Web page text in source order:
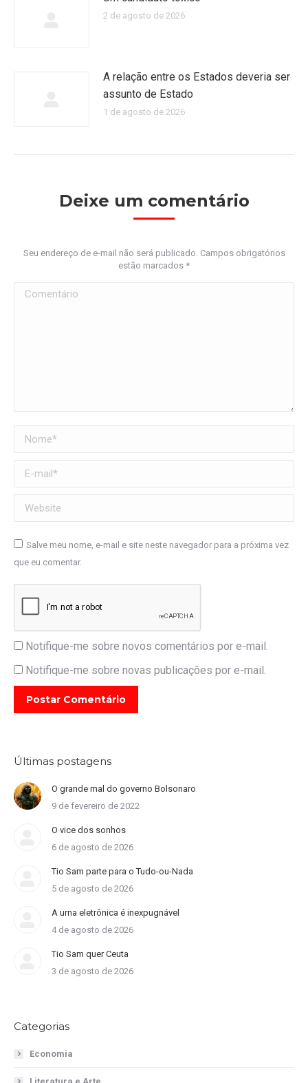
2 de agosto de 2026
A relação entre os Estados deveria ser
assunto de Estado
1 de agosto de 2026
Deixe um comentário
Seu endereço de e-mail não será publicado. Campos obrigatórios
estão marcados *
Comentário
Nome *
E-mail *
Website
Salve meu nome, e-mail e site neste navegador para a próxima vez
que eu comentar.
Notifique-me sobre novos comentários por e-mail.
Notifique-me sobre novas publicações por e-mail.
Postar Comentário
Últimas postagens
O grande mal do governo Bolsonaro
9 de fevereiro de 2022
O vice dos sonhos
6 de agosto de 2026
Tio Sam parte para o Tudo-ou-Nada
5 de agosto de 2026
A urna eletrônica é inexpugnável
4 de agosto de 2026
Tio Sam quer Ceuta
3 de agosto de 2026
Categorias
Economia